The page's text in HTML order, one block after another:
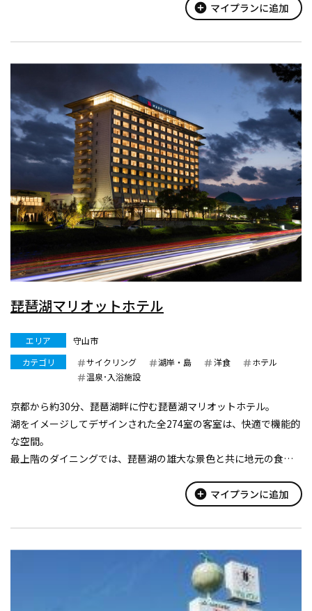
ここにしかないスロー&リュクスな一日をお楽しみください。
add_circle マイプランに追加
琵琶湖マリオットホテル
エリア
守山市
カテゴリ
サイクリング 湖岸・島 洋食
ホテル
温泉･入浴施設
京都から約30分、琵琶湖畔に佇む琵琶湖マリオットホテル。
湖をイメージしてデザインされた全274室の客室は、快適で機能的
な空間。
最上階のダイニングでは、琵琶湖の雄大な景色と共に地元の食材
敷地内にはプールやテニスなどの多彩なアクティビティもご用
世界中で愛さ...
add_circle マイプランに追加